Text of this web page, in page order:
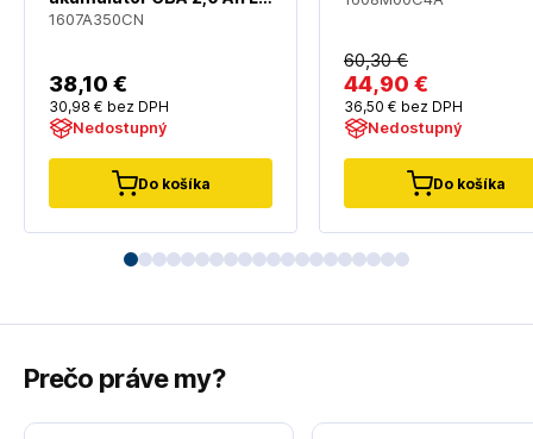
Ion
1607A350CN
38,10 €
30,98 € bez DPH
Nedostupný
Do košíka
60,30 €
44,90 €
36,50 € bez DPH
Nedostupný
Do košíka
Prečo práve my?